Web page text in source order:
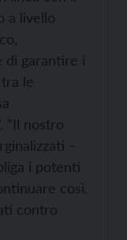
a livello
di garantire i
le
“Il nostro
–
i potenti
così.
contro